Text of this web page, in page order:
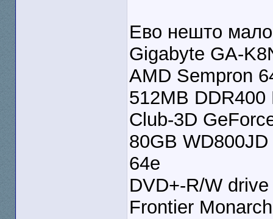
Ево нешто
Gigabyte GA-
AMD Sempron
512MB
Club-3D
80GB
64е
DVD+-R/W
Frontier